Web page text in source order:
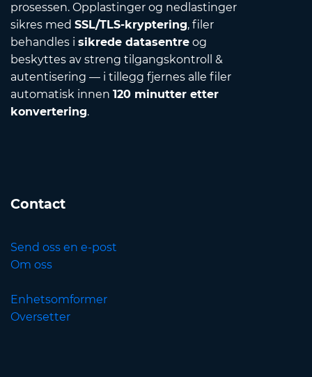
prosessen. Opplastinger og nedlastinger
sikres med SSL/TLS-kryptering, filer
behandles i sikrede datasentre og
beskyttes av streng tilgangskontroll &
autentisering — i tillegg fjernes alle filer
automatisk innen 120 minutter etter
konvertering.
Contact
Send oss en e-post
Om oss
Enhetsomformer
Oversetter